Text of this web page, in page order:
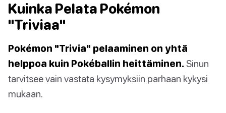
Kuinka Pelata Pokémon
"Triviaa"
Pokémon "Trivia" pelaaminen on yhtä
helppoa kuin Pokéballin heittäminen. Sinun
tarvitsee vain vastata kysymyksiin parhaan kykysi
mukaan.